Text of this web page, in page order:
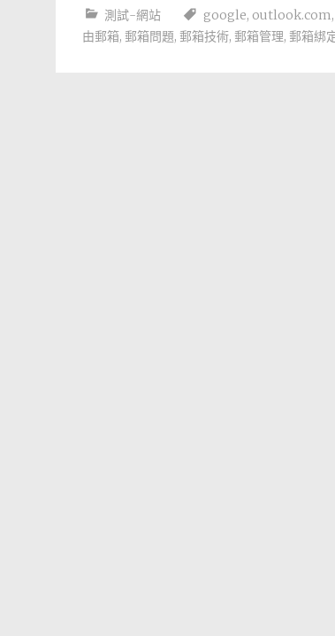
測試-網站 google, outlook.com,
由郵箱, 郵箱問題, 郵箱技術, 郵箱管理, 郵箱綁